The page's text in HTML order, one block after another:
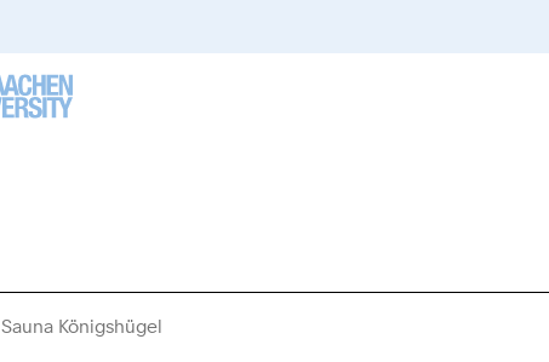
Sauna Königshügel